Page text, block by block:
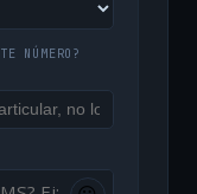
NÚMERO?